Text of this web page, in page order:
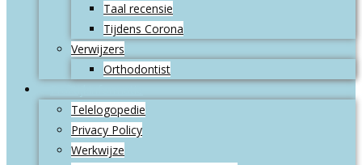
Taal recensie
Tijdens Corona
Verwijzers
Orthodontist
Telelogopedie
Privacy Policy
Werkwijze